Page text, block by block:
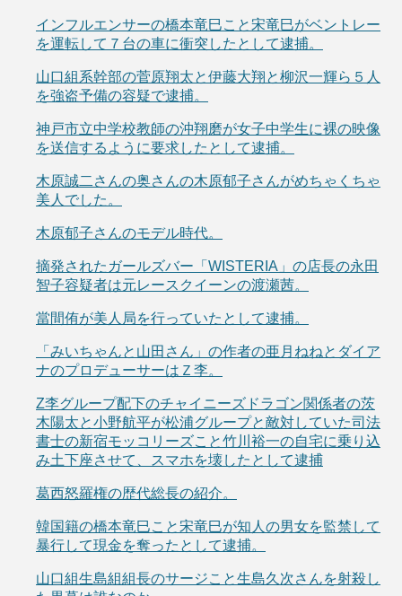
インフルエンサーの橋本竜巳こと宋竜巳がベントレー
を運転して７台の車に衝突したとして逮捕。
山口組系幹部の菅原翔太と伊藤大翔と柳沢一輝ら５人
を強盗予備の容疑で逮捕。
神戸市立中学校教師の沖翔磨が女子中学生に裸の映像
を送信するように要求したとして逮捕。
木原誠二さんの奥さんの木原郁子さんがめちゃくちゃ
美人でした。
木原郁子さんのモデル時代。
摘発されたガールズバー「WISTERIA」の店長の永田
智子容疑者は元レースクイーンの渡瀬茜。
當間侑が美人局を行っていたとして逮捕。
「みいちゃんと山田さん」の作者の亜月ねねとダイア
ナのプロデューサーはＺ李。
Z李グループ配下のチャイニーズドラゴン関係者の茨
木陽太と小野航平が松浦グループと敵対していた司法
書士の新宿モッコリーズこと竹川裕一の自宅に乗り込
み土下座させて、スマホを壊したとして逮捕
葛西怒羅権の歴代総長の紹介。
韓国籍の橋本竜巳こと宋竜巳が知人の男女を監禁して
暴行して現金を奪ったとして逮捕。
山口組生島組組長のサージこと生島久次さんを射殺し